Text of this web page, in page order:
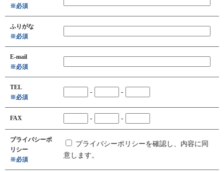
※必須
ふりがな
※必須
E-mail
※必須
TEL
※必須
- -
FAX - -
プライバシーポ
リシー
※必須
プライバシーポリシーを確認し、内容に同
意します。